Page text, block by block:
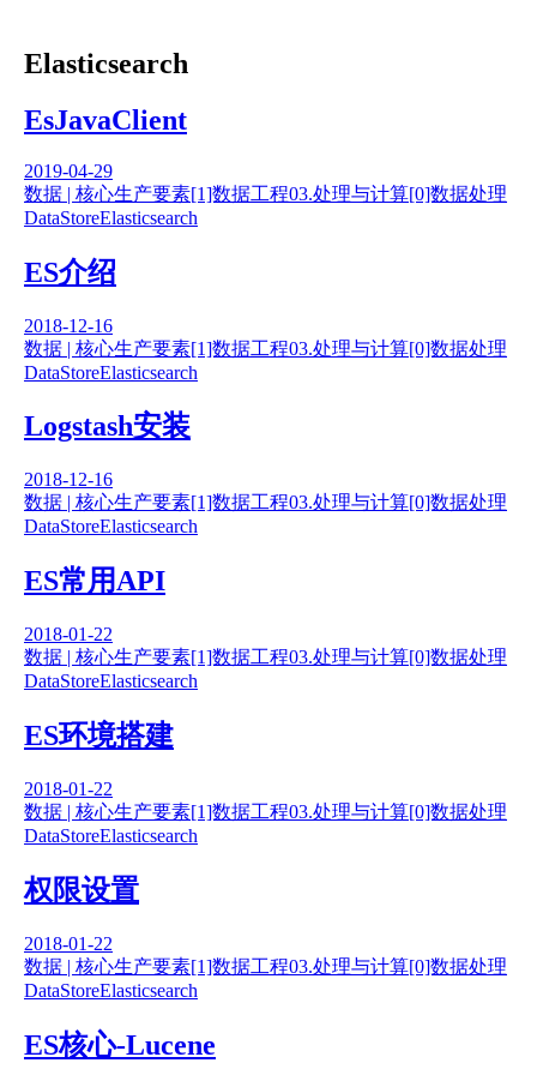
Elasticsearch
EsJavaClient
2019-04-29
数据 | 核心生产要素[1]数据工程03.处理与计算[0]数据处理
DataStoreElasticsearch
ES介绍
2018-12-16
数据 | 核心生产要素[1]数据工程03.处理与计算[0]数据处理
DataStoreElasticsearch
Logstash安装
2018-12-16
数据 | 核心生产要素[1]数据工程03.处理与计算[0]数据处理
DataStoreElasticsearch
ES常用API
2018-01-22
数据 | 核心生产要素[1]数据工程03.处理与计算[0]数据处理
DataStoreElasticsearch
ES环境搭建
2018-01-22
数据 | 核心生产要素[1]数据工程03.处理与计算[0]数据处理
DataStoreElasticsearch
权限设置
2018-01-22
数据 | 核心生产要素[1]数据工程03.处理与计算[0]数据处理
DataStoreElasticsearch
ES核心-Lucene